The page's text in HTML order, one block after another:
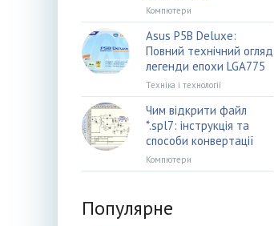
Компютери
Asus P5B Deluxe:
Повний технічний огляд
легенди епохи LGA775
Техніка і технології
Чим відкрити файл
*.spl7: інструкція та
способи конвертації
Компютери
Популярне